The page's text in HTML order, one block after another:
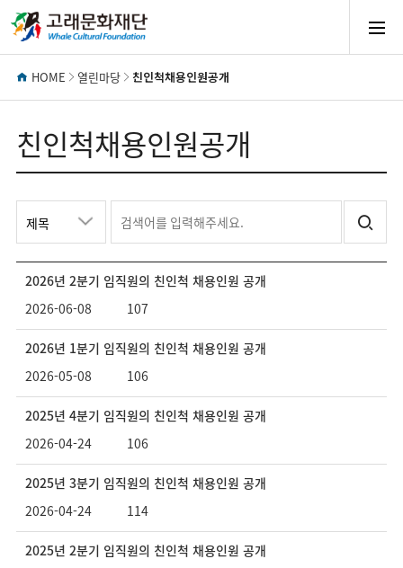
모
뉴
HOME 열린마당 친인척채용인원공개
친인척채용인원공개
친인척채용인원공개
드
검
색
어
를
입
주
세
2026년 2분기 임직원의 친인척 채용인원 공개
2026-06-08
107
2026년 1분기 임직원의 친인척 채용인원 공개
2026-05-08
106
2025년 4분기 임직원의 친인척 채용인원 공개
2026-04-24
106
2025년 3분기 임직원의 친인척 채용인원 공개
2026-04-24
114
2025년 2분기 임직원의 친인척 채용인원 공개